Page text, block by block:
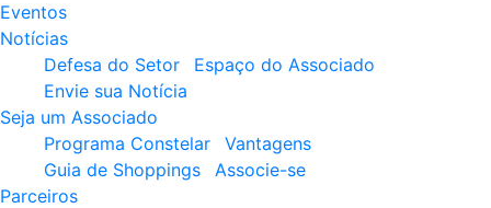
Eventos
Notícias
Defesa do Setor
Espaço do Associado
Envie sua Notícia
Seja um Associado
Programa Constelar
Vantagens
Guia de Shoppings
Associe-se
Parceiros